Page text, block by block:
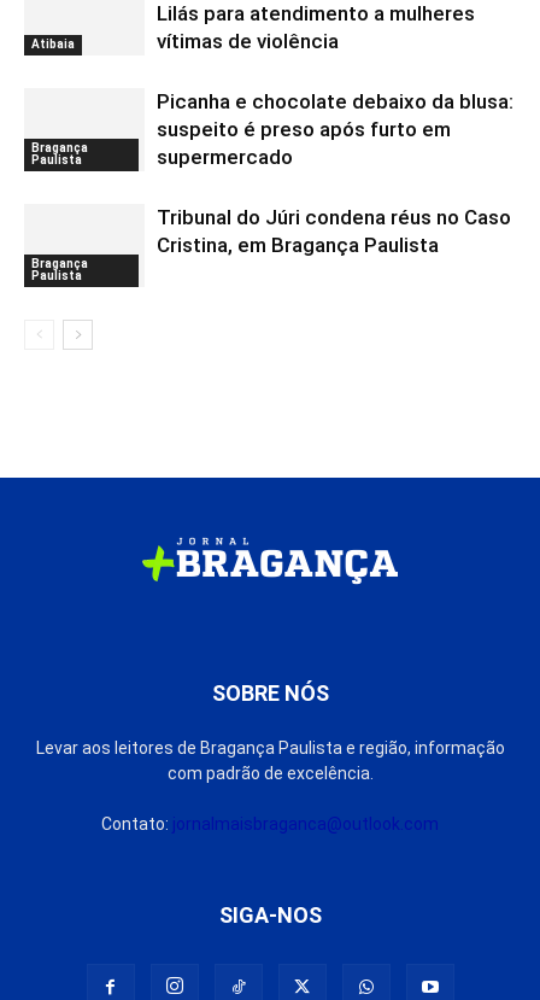
Atibaia
Lilás para atendimento a mulheres
vítimas de violência
Bragança
Paulista
Picanha e chocolate debaixo da blusa:
suspeito é preso após furto em
supermercado
Bragança
Paulista
Tribunal do Júri condena réus no Caso
Cristina, em Bragança Paulista
SOBRE NÓS
Levar aos leitores de Bragança Paulista e região, informação
com padrão de excelência.
Contato: jornalmaisbraganca@outlook.com
SIGA-NOS